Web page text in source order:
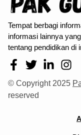
Tempat berbagi
informasi lainnya
tentang pendidikan di
© Copyright 2025
reserved